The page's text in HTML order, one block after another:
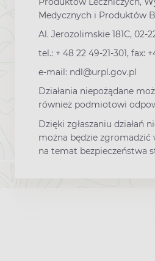
Medycznych i Produktów
Al. Jerozolimskie 181C, 02-
tel.: + 48 22 49-21-301, fax:
e-mail: ndl@urpl.gov.pl
Działania niepożądane
również podmiotowi
Dzięki zgłaszaniu działań
można będzie
na temat bezpieczeństwa